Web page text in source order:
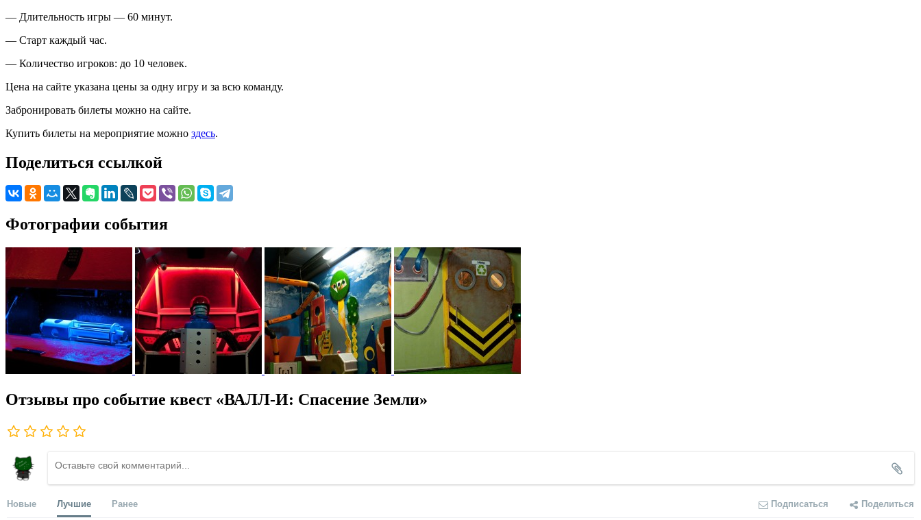
— Длительность игры — 60 минут.
— Старт каждый час.
— Количество игроков: до 10 человек.
Цена на сайте указана цены за одну игру и за всю команду.
Забронировать билеты можно на сайте.
Купить билеты на мероприятие можно здесь.
Поделиться ссылкой
Фотографии события
Отзывы про событие квест «ВАЛЛ-И: Спасение Земли»
Новые Лучшие Ранее Подписаться Поделиться